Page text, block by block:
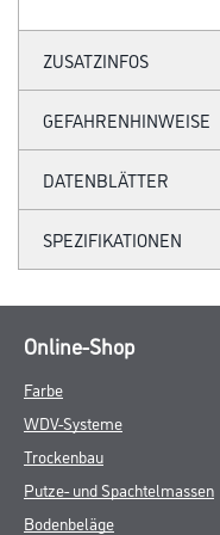
ZUSATZINFOS
GEFAHRENHINWEISE
DATENBLÄTTER
SPEZIFIKATIONEN
Online-Shop
Farbe
WDV-Systeme
Trockenbau
Putze- und Spachtelmassen
Bodenbeläge